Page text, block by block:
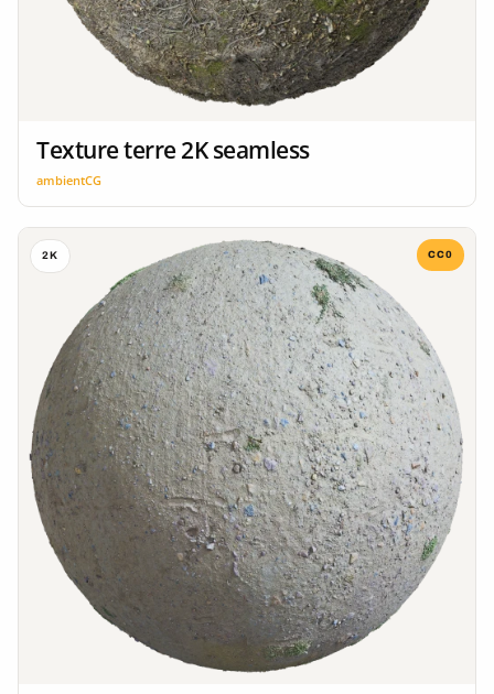
Texture terre 2K seamless
ambientCG
2K CC0